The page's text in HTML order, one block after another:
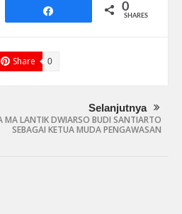
0
SHARES
Share 0
Selanjutnya
MA LANTIK DWIARSO BUDI SANTIARTO
SEBAGAI KETUA MUDA PENGAWASAN